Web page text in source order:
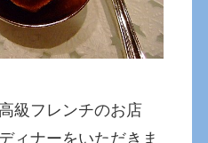
級フレンチのお店
ィナーをいただきま